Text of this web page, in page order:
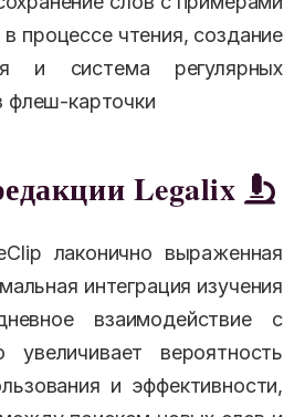
процессе чтения, создание
и система регулярных
флеш-карточки
Legalix
лаконично выраженная
интеграция изучения
взаимодействие с
увеличивает вероятность
и эффективности,